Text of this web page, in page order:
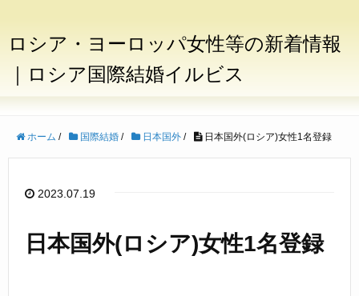
ロシア・ヨーロッパ女性等の新着情報
｜ロシア国際結婚イルビス
ホーム / 国際結婚 / 日本国外 / 日本国外(ロシア)女性1名登録
2023.07.19
日本国外(ロシア)女性1名登録